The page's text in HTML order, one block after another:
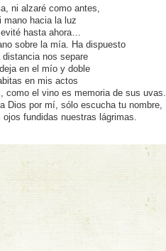
Browning
ni alzaré como antes,
mano hacia la luz
hasta ahora…
sobre la mí­a. Ha dispuesto
nos separe
en el mí­o y doble
en mis actos
como el vino es memoria de sus uvas.
Dios por mí­, sólo escucha tu nombre,
fundidas nuestras lágrimas.